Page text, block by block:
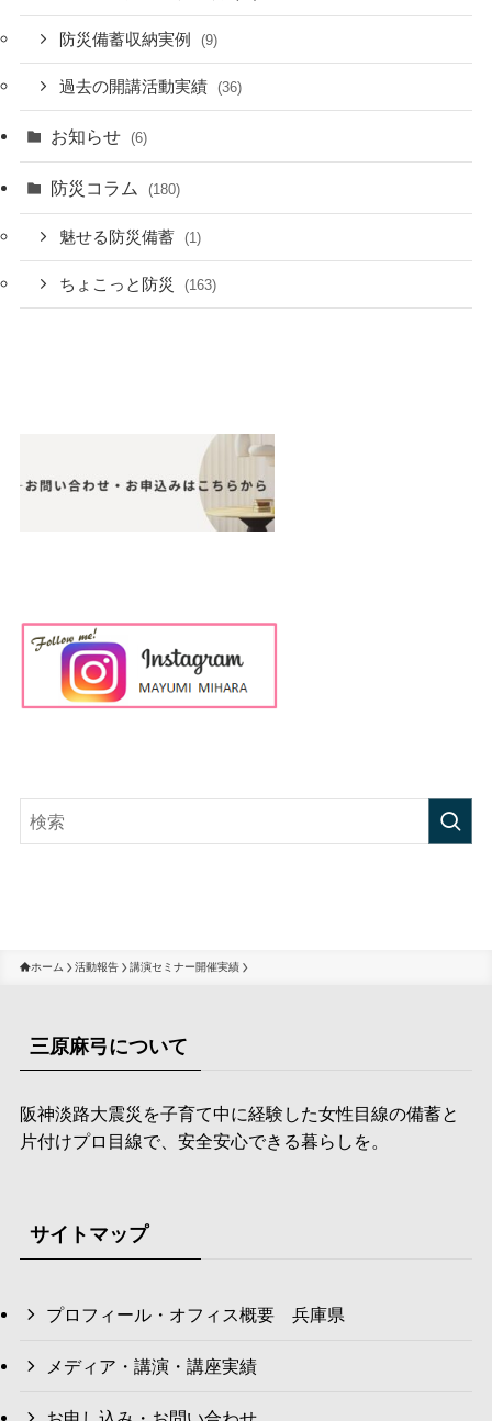
防災備蓄収納実例 (9)
過去の開講活動実績 (36)
お知らせ (6)
防災コラム (180)
魅せる防災備蓄 (1)
ちょこっと防災 (163)
ホーム 活動報告 講演セミナー開催実績
三原麻弓について
阪神淡路大震災を子育て中に経験した女性目線の備蓄と
片付けプロ目線で、安全安心できる暮らしを。
サイトマップ
プロフィール・オフィス概要 兵庫県
メディア・講演・講座実績